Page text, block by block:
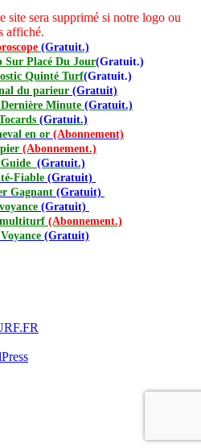
site sera supprimé si notre logo ou
affiché.
(Gratuit.)
Sur Placé Du Jour(Gratuit.)
Quinté Turf(Gratuit.)
du parieur (Gratuit)
Minute (Gratuit.)
(Gratuit.)
en or (Abonnement)
(Abonnement.)
(Gratuit.)
Fiable (Gratuit)
Gagnant (Gratuit)
(Gratuit)
(Abonnement.)
(Gratuit)